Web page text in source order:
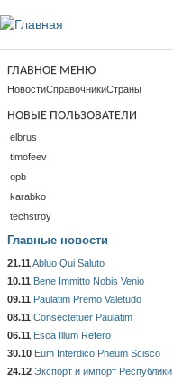
ГЛАВНОЕ МЕНЮ
НовостиСправочникиСтраны
НОВЫЕ ПОЛЬЗОВАТЕЛИ
elbrus
timofeev
opb
karabko
techstroy
Главные новости
21.11 Abluo Qui Saluto
10.11 Bene Immitto Nobis Venio
09.11 Paulatim Premo Valetudo
08.11 Consectetuer Paulatim
06.11 Esca Illum Refero
30.10 Eum Interdico Pneum Scisco
24.12 Экспорт и импорт Республики